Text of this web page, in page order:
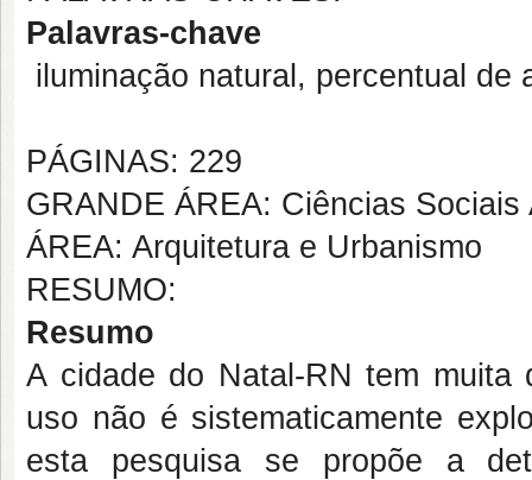
Palavras-chave
iluminação natural, percentual
PÁGINAS: 229
GRANDE ÁREA: Ciências Sociais
ÁREA: Arquitetura e Urbanismo
RESUMO:
Resumo
A cidade do Natal-RN tem muita
uso não é sistematicamente
esta pesquisa se propõe a